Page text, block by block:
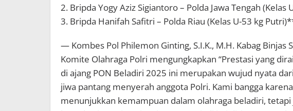
2. Bripda Yogy Aziz Sigiantoro – Polda Jawa Tengah (Kelas
3. Bripda Hanifah Safitri – Polda Riau (Kelas U-53 kg
— Kombes Pol Philemon Ginting, S.I.K., M.H. Kabag Binjas
Komite Olahraga Polri mengungkapkan “Prestasi yang
di ajang PON Beladiri 2025 ini merupakan wujud nyata
jiwa pantang menyerah anggota Polri. Kami bangga
menunjukkan kemampuan dalam olahraga beladiri,